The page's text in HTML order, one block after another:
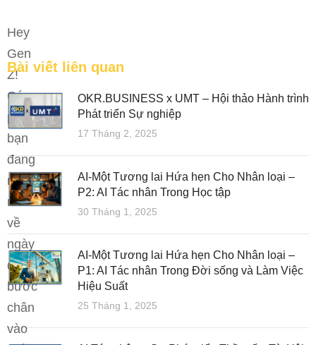
Hey
Gen
Z!
Có
phải
bạn
đang
mong
muốn
về
ngày
được
bước
chân
vào
Bài viết liên quan
OKR.BUSINESS x UMT – Hội thảo Hành trình
Phát triển Sự nghiệp
17 Tháng 2, 2025
AI-Một Tương lai Hứa hẹn Cho Nhân loại –
P2: AI Tác nhân Trong Học tập
30 Tháng 1, 2025
AI-Một Tương lai Hứa hẹn Cho Nhân loại –
P1: AI Tác nhân Trong Đời sống và Làm Việc
Hiệu Suất
25 Tháng 1, 2025